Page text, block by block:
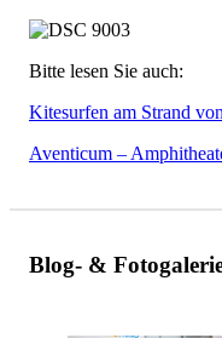
Bitte lesen Sie auch:
Kitesurfen am Strand
Aventicum –
Blog- &